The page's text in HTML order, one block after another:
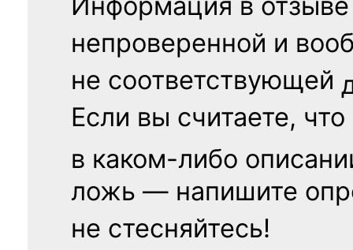
Информация в
непроверенной и
не соответствующей
Если вы считаете, что
в каком-либо
ложь — напишите
не стесняйтесь!